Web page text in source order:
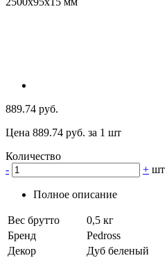
889.74 руб.
Цена 889.74 руб. за 1 шт
Количество
-
+ шт
Полное описание
Вес брутто
0,5 кг
Бренд
Pedross
Декор
Дуб беленый